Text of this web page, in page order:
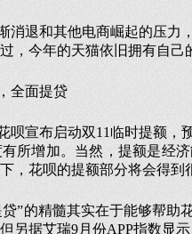
消退和其他电商崛起的压
，今年的天猫依旧拥有自己
全面提贷
呗宣布启动双11临时提额
所增加。当然，提额是经
，花呗的提额部分将会得到
”的精髓其实在于能够帮
另据艾瑞9月份APP指数显